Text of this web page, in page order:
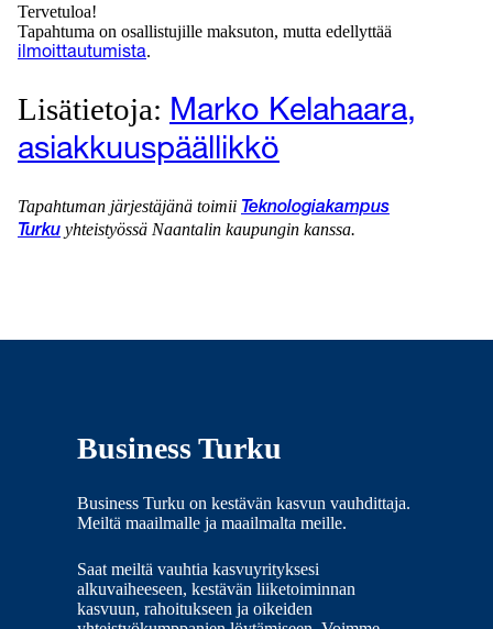
Tervetuloa!
Tapahtuma on osallistujille maksuton, mutta edellyttää
ilmoittautumista.
Lisätietoja: Marko Kelahaara,
asiakkuuspäällikkö
Tapahtuman järjestäjänä toimii Teknologiakampus
Turku yhteistyössä Naantalin kaupungin kanssa.
Business Turku
Business Turku on kestävän kasvun vauhdittaja.
Meiltä maailmalle ja maailmalta meille.
Saat meiltä vauhtia kasvuyrityksesi
alkuvaiheeseen, kestävän liiketoiminnan
kasvuun, rahoitukseen ja oikeiden